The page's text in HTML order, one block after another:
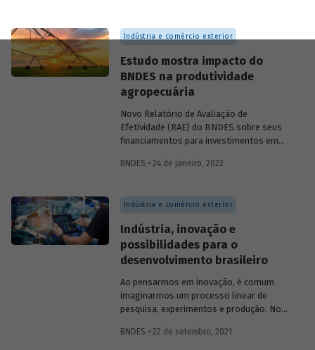
sobre a atuação do Banco.
Indústria e comércio exterior
Estudo mostra impacto do
BNDES na produtividade
agropecuária
Novo Relatório de Avaliação de
Efetividade (RAE) do BNDES sobre seus
financiamentos para investimentos em
aponta efeitos positivos sobre o PIB
BNDES • 24 de janeiro, 2022
Indústria e comércio exterior
Indústria, inovação e
possibilidades para o
desenvolvimento brasileiro
Ao pensarmos em inovação, é comum
imaginarmos um processo linear de
pesquisa, experimentos e produção. No
do conhecimento acumulado em
BNDES • 22 de setembro, 2021